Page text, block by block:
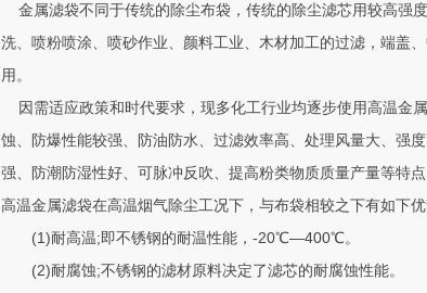
金属滤袋不同于传统的除尘布袋，传统的除尘滤芯用较高强
洗、喷粉喷涂、喷砂作业、颜料工业、木材加工的过滤，端盖
用。
因需适应政策和时代要求，现多化工行业均逐步使用高温金
蚀、防爆性能较强、防油防水、过滤效率高、处理风量大、强
强、防潮防湿性好、可脉冲反吹、提高粉类物质质量产量等特点
高温金属滤袋在高温烟气除尘工况下，与布袋相较之下有如下优
(1)耐高温;即不锈钢的耐温性能，-20℃—400℃。
(2)耐腐蚀;不锈钢的滤材原料决定了滤芯的耐腐蚀性能。